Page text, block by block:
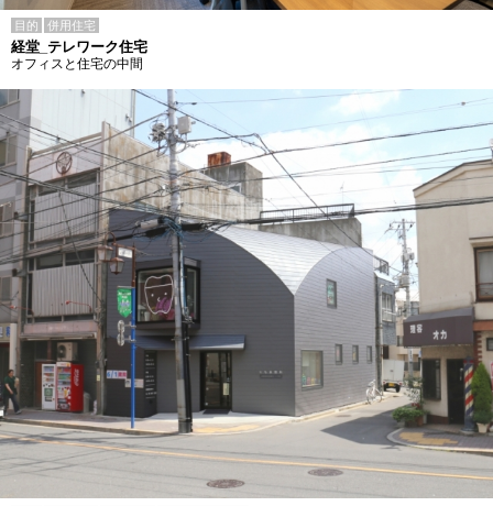
目的 併用住宅
経堂_テレワーク住宅
オフィスと住宅の中間